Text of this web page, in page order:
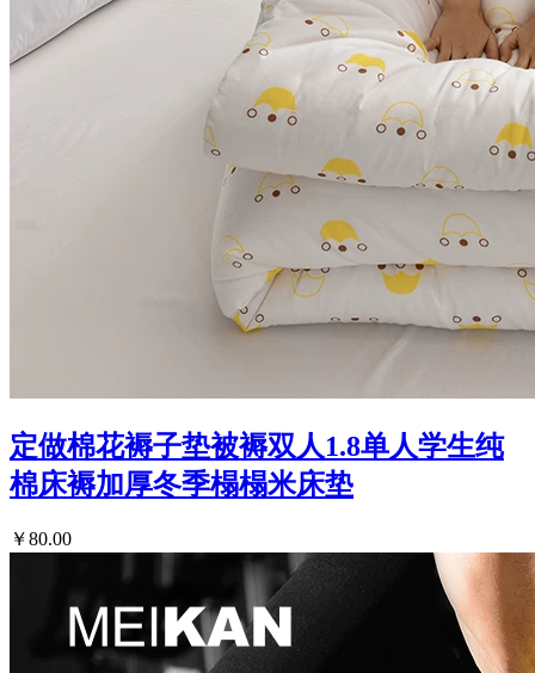
定做棉花褥子垫被褥双人1.8单人学生纯
棉床褥加厚冬季榻榻米床垫
￥80.00